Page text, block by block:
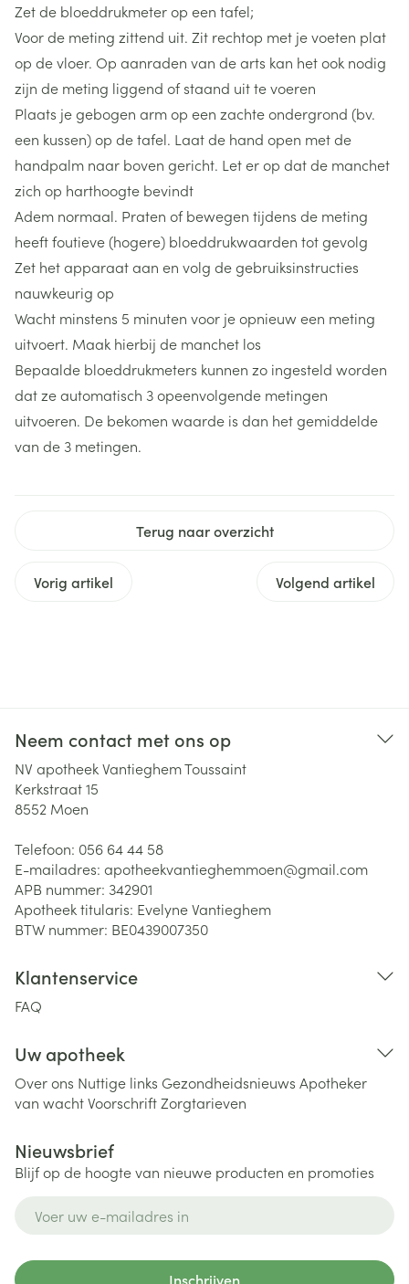
Zet de bloeddrukmeter op een tafel;
Voor de meting zittend uit. Zit rechtop met je voeten plat
op de vloer. Op aanraden van de arts kan het ook nodig
zijn de meting liggend of staand uit te voeren
Plaats je gebogen arm op een zachte ondergrond (bv.
een kussen) op de tafel. Laat de hand open met de
handpalm naar boven gericht. Let er op dat de manchet
zich op harthoogte bevindt
Adem normaal. Praten of bewegen tijdens de meting
heeft foutieve (hogere) bloeddrukwaarden tot gevolg
Zet het apparaat aan en volg de gebruiksinstructies
nauwkeurig op
Wacht minstens 5 minuten voor je opnieuw een meting
uitvoert. Maak hierbij de manchet los
Bepaalde bloeddrukmeters kunnen zo ingesteld worden
dat ze automatisch 3 opeenvolgende metingen
uitvoeren. De bekomen waarde is dan het gemiddelde
van de 3 metingen.
Terug naar overzicht
Vorig artikel Volgend artikel
Neem contact met ons op
NV apotheek Vantieghem Toussaint
Kerkstraat 15
8552 Moen
Telefoon: 056 64 44 58
E-mailadres: apotheekvantieghemmoen@gmail.com
APB nummer: 342901
Apotheek titularis: Evelyne Vantieghem
BTW nummer: BE0439007350
Klantenservice
FAQ
Uw apotheek
Over ons Nuttige links Gezondheidsnieuws Apotheker
van wachtVoorschriftZorgtarieven
Nieuwsbrief
Blijf op de hoogte van nieuwe producten en promoties
Inschrijven